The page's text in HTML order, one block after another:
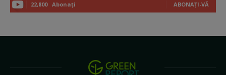
22,800 Abonați ABONAȚI-VĂ